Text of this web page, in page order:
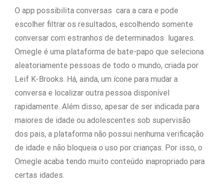
O app possibilita conversas cara a cara e pode
escolher filtrar os resultados, escolhendo somente
conversar com estranhos de determinados lugares.
Omegle é uma plataforma de bate-papo que seleciona
aleatoriamente pessoas de todo o mundo, criada por
Leif K-Brooks. Há, ainda, um ícone para mudar a
conversa e localizar outra pessoa disponível
rapidamente. Além disso, apesar de ser indicada para
maiores de idade ou adolescentes sob supervisão
dos pais, a plataforma não possui nenhuma verificação
de idade e não bloqueia o uso por crianças. Por isso, o
Omegle acaba tendo muito conteúdo inapropriado para
certas idades.